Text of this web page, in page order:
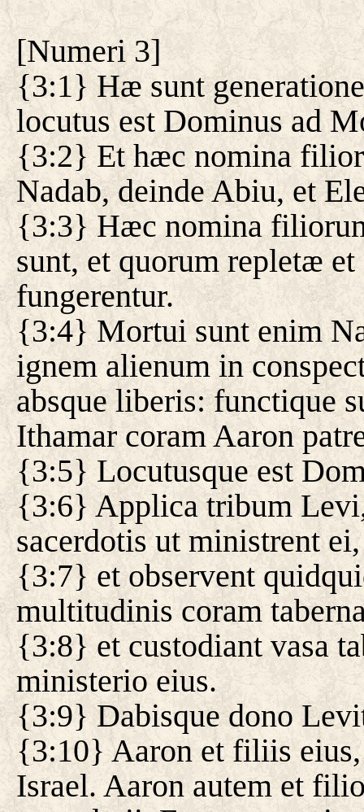
[Numeri 3]
{3:1} Hæ sunt
locutus est Dominus ad
{3:2} Et hæc nomina
Nadab, deinde Abiu, et
{3:3} Hæc nomina
sunt, et quorum repletæ
fungerentur.
{3:4} Mortui sunt enim
ignem alienum in
absque liberis: functique
Ithamar coram Aaron
{3:5} Locutusque est
{3:6} Applica tribum
sacerdotis ut ministrent
{3:7} et observent
multitudinis coram
{3:8} et custodiant vasa
ministerio eius.
{3:9} Dabisque dono
{3:10} Aaron et filiis
Israel. Aaron autem et